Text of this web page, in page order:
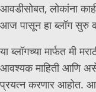
आवडीसोबत, लोकांना
आज पासून हा ब्लॉग सुरु
या ब्लॉगच्या मार्फत मी
आवश्यक माहिती आणि
प्रयत्न करणार आहोत.